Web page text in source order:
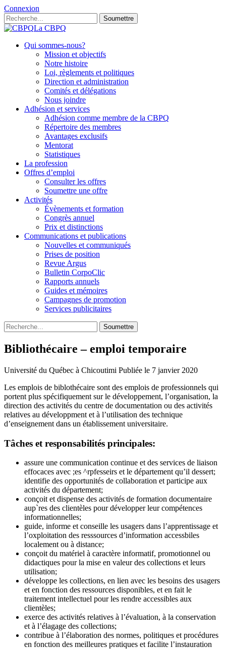
Connexion
Soumettre
La CBPQ
Qui sommes-nous?
Mission et objectifs
Notre histoire
Loi, règlements et politiques
Direction et administration
Comités et délégations
Nous joindre
Adhésion et services
Adhésion comme membre de la CBPQ
Répertoire des membres
Avantages exclusifs
Mentorat
Statistiques
La profession
Offres d’emploi
Consulter les offres
Soumettre une offre
Activités
Évènements et formation
Congrès annuel
Prix et distinctions
Communications et publications
Nouvelles et communiqués
Prises de position
Revue Argus
Bulletin CorpoClic
Rapports annuels
Guides et mémoires
Campagnes de promotion
Services publicitaires
Soumettre
Bibliothécaire – emploi temporaire
Université du Québec à Chicoutimi Publiée le 7 janvier 2020
Les emplois de biblothécaire sont des emplois de professionnels qui
portent plus spécifiquement sur le développement, l’organisation, la
direction des activités du centre de documentation ou des activités
relatives au développment et à l’utilisation des technique
d’enseignement dans un établissement universitaire.
Tâches et responsabilités principales:
assure une communication continue et des services de liaison
effocaces avec ;es ^rpfesseirs et le département qu’il dessert;
identifie des opportunités de collaboration et participe aux
activités du département;
conçoit et dispense des activités de formation documentaire
aup`res des clientèles pour développer leur compétences
informationnelles;
guide, informe et conseille les usagers dans l’apprentissage et
l’oxploitation des resssources d’information accessbiles
localement ou à distance;
conçoit du matériel à caractère informatif, promotionnel ou
didactiques pour la mise en valeur des collections et leurs
utilisation;
développe les collections, en lien avec les besoins des usagers
et en fonction des ressources disponibles, et en fait le
traitement intellectuel pour les rendre accessibles aux
clientèles;
exerce des activités relatives à l’évaluation, à la conservation
et à l’élagage des collections;
contribue à l’élaboration des normes, politiques et procédures
en fonction des meilleures pratiques et facilite l’instauration